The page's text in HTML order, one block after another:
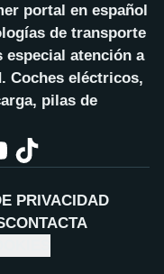
portal en español
de transporte
especial atención a
Coches eléctricos,
pilas de
PRIVACIDAD
CONTACTA